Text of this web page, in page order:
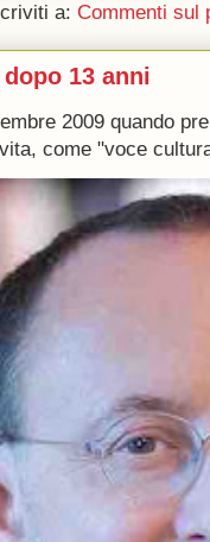
a: Commenti sul
13 anni
2009 quando
come "voce